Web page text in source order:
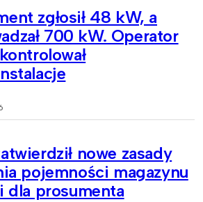
zgłosił 48 kW, a
700 kW. Operator
nowe zasady
pojemności magazynu
dla prosumenta